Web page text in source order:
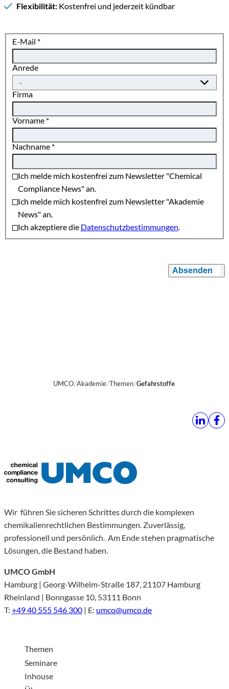
Flexibilität: Kostenfrei und jederzeit kündbar
E-Mail *
Anrede
Firma
Vorname *
Nachname *
Ich melde mich kostenfrei zum Newsletter "Chemical
Compliance News" an.
Ich melde mich kostenfrei zum Newsletter "Akademie
News" an.
Ich akzeptiere die Datenschutzbestimmungen
Absenden
UMCO Akademie Themen Gefahrstoffe
Wir führen Sie sicheren Schrittes durch die komplexen
chemikalienrechtlichen Bestimmungen. Zuverlässig,
professionell und persönlich. Am Ende stehen pragmatische
Lösungen, die Bestand haben.
UMCO GmbH
Hamburg | Georg-Wilhelm-Straße 187, 21107 Hamburg
Rheinland | Bonngasse 10, 53111 Bonn
T: +49 40 555 546 300 | E: umco@umco.de
Themen
Seminare
Inhouse